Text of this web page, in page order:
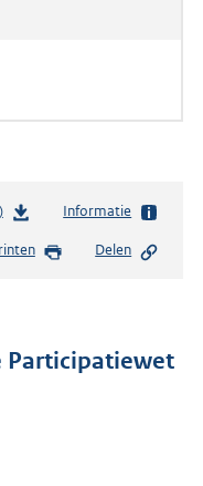
b
s
d
Informatie
Delen
Participatiewet